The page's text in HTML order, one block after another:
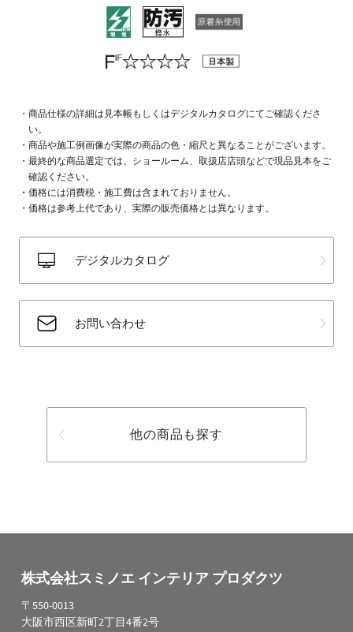
商品仕様の詳細は見本帳もしくはデジタルカタログにてご確認くださ
い。
商品や施工例画像が実際の商品の色・縮尺と異なることがございます。
最終的な商品選定では、ショールーム、取扱店店頭などで現品見本をご
確認ください。
価格には消費税・施工費は含まれておりません。
価格は参考上代であり、実際の販売価格とは異なります。
デジタルカタログ
お問い合わせ
他の商品も探す
株式会社スミノエ インテリア プロダクツ
〒550-0013
大阪市西区新町2丁目4番2号